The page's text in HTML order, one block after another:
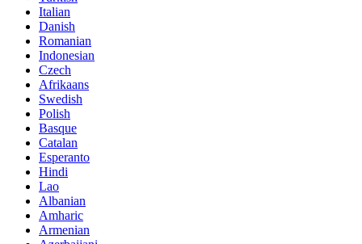
Italian
Danish
Romanian
Indonesian
Czech
Afrikaans
Swedish
Polish
Basque
Catalan
Esperanto
Hindi
Lao
Albanian
Amharic
Armenian